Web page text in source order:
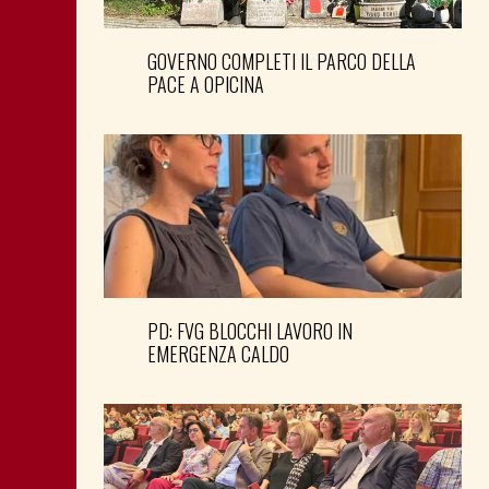
GOVERNO COMPLETI IL PARCO DELLA
PACE A OPICINA
PD: FVG BLOCCHI LAVORO IN
EMERGENZA CALDO